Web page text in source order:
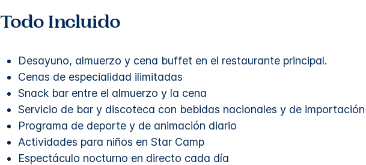
Todo Incluido
Desayuno, almuerzo y cena buffet en el restaurante principal.
Cenas de especialidad ilimitadas
Snack bar entre el almuerzo y la cena
Servicio de bar y discoteca con bebidas nacionales y de importación
Programa de deporte y de animación diario
Actividades para niños en Star Camp
Espectáculo nocturno en directo cada día